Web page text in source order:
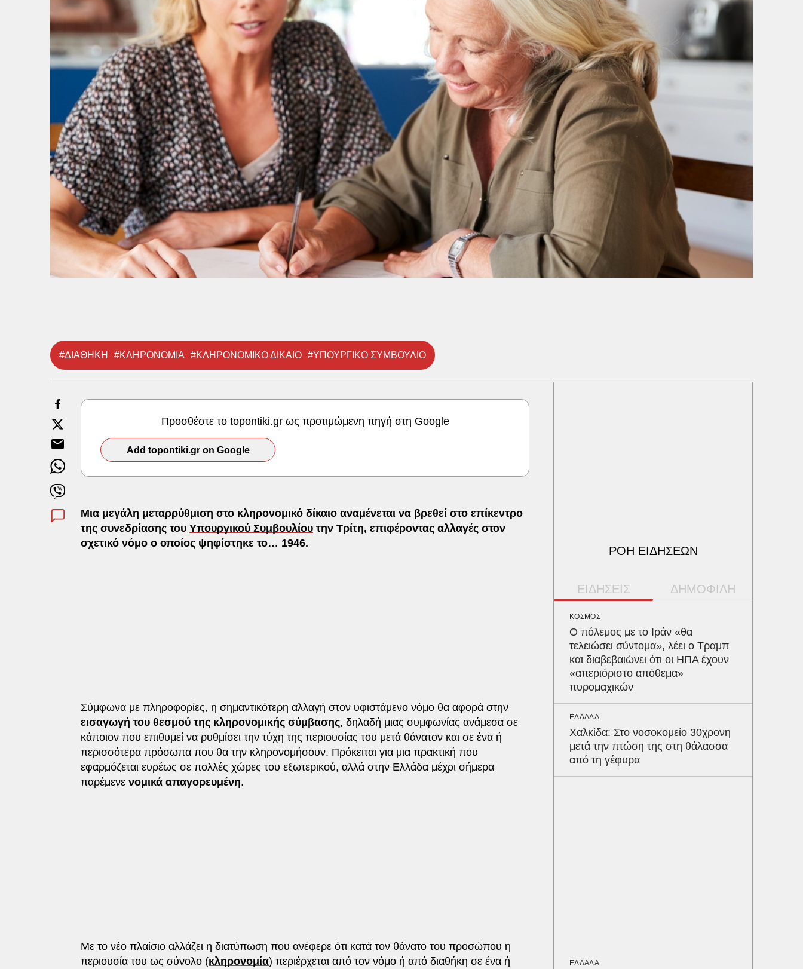
#ΔΙΑΘΗΚΗ #ΚΛΗΡΟΝΟΜΙΑ #ΚΛΗΡΟΝΟΜΙΚΟ ΔΙΚΑΙΟ #ΥΠΟΥΡΓΙΚΟ ΣΥΜΒΟΥΛΙΟ
Προσθέστε το topontiki.gr ως προτιμώμενη πηγή στη Google
Add topontiki.gr on Google
Μια μεγάλη μεταρρύθμιση στο κληρονομικό δίκαιο αναμένεται να βρεθεί στο επίκεντρο
της συνεδρίασης του Υπουργικού Συμβουλίου την Τρίτη, επιφέροντας αλλαγές στον
σχετικό νόμο ο οποίος ψηφίστηκε το… 1946.
Σύμφωνα με πληροφορίες, η σημαντικότερη αλλαγή στον υφιστάμενο νόμο θα αφορά στην
εισαγωγή του θεσμού της κληρονομικής σύμβασης, δηλαδή μιας συμφωνίας ανάμεσα σε
κάποιον που επιθυμεί να ρυθμίσει την τύχη της περιουσίας του μετά θάνατον και σε ένα ή
περισσότερα πρόσωπα που θα την κληρονομήσουν. Πρόκειται για μια πρακτική που
εφαρμόζεται ευρέως σε πολλές χώρες του εξωτερικού, αλλά στην Ελλάδα μέχρι σήμερα
παρέμενε νομικά απαγορευμένη.
Με το νέο πλαίσιο αλλάζει η διατύπωση που ανέφερε ότι κατά τον θάνατο του προσώπου η
περιουσία του ως σύνολο (κληρονομία) περιέρχεται από τον νόμο ή από διαθήκη σε ένα ή
ΡΟΗ ΕΙΔΗΣΕΩΝ
ΕΙΔΗΣΕΙΣ ΔΗΜΟΦΙΛΗ
ΚΟΣΜΟΣ
Ο πόλεμος με το Ιράν «θα
τελειώσει σύντομα», λέει ο Τραμπ
και διαβεβαιώνει ότι οι ΗΠΑ έχουν
«απεριόριστο απόθεμα»
πυρομαχικών
ΕΛΛΑΔΑ
Χαλκίδα: Στο νοσοκομείο 30χρονη
μετά την πτώση της στη θάλασσα
από τη γέφυρα
ΕΛΛΑΔΑ